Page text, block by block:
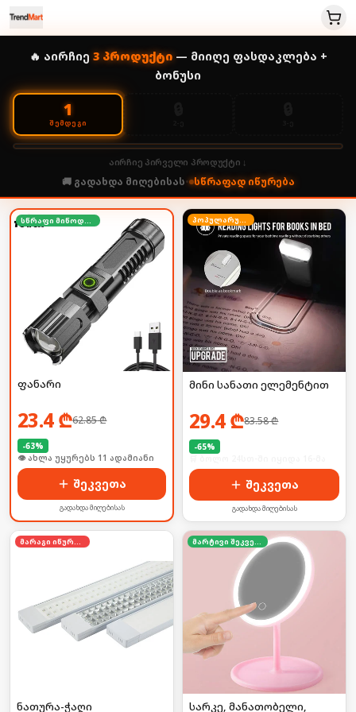
🔥 აირჩიე 3პროდუქტი— მიიღე ფასდაკლება +
ბონუსი
1
ᲨᲔᲛᲓᲔᲒᲘ
აირჩიე პირველი პროდუქტი ↓
🚚 გადახდა მიღებისას• სწრაფად იწურება
სწრაფი მიწოდება
ფანარი
23.4₾62.85₾
-63%
🛒 ბოლო 24სთ-ში იყიდა 17-მა
შეკვეთა
გადახდა მიღებისას
პოპულარული
მინი სანათი ელემენტით
29.4₾83.58₾
-65%
შეკვეთა
გადახდა მიღებისას
მარაგი იწურება
ნათურა-ჭაღი
მარტივი შეკვეთა
სარკე, მანათობელი,